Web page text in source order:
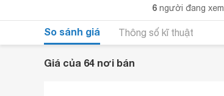
6 người đang xem
So sánh giá Thông số kĩ thuật
Giá của 64 nơi bán